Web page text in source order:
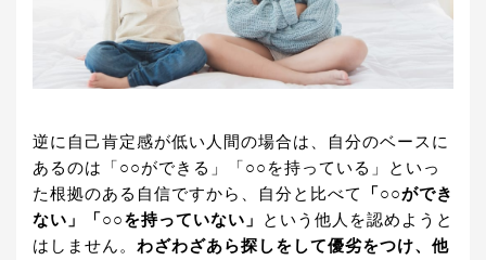
逆に自己肯定感が低い人間の場合は、自分のベースに
あるのは「○○ができる」「○○を持っている」といっ
た根拠のある自信ですから、自分と比べて
「○○ができ
ない」「○○を持っていない」
という他人を認めようと
はしません。 わざわざあら探しをして優劣をつけ、他